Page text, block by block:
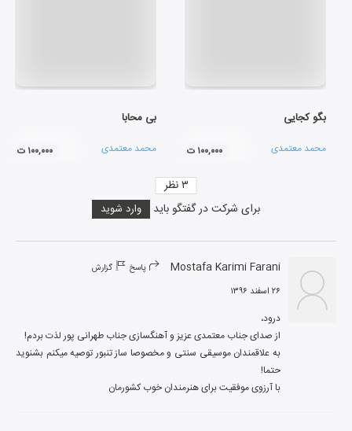
بگو کجایی
محمد معتمدی ۱۰۰,۰۰۰ ت
بی محابا
محمد معتمدی ۱۰۰,۰۰۰ ت
برای شرکت در گفتگو باید وارد شوید
۳نظر
Mostafa Karimi Farani پاسخ گزارش
۲۶ اسفند ۱۳۹۶
با آرزوی موفقیت برای هنرمندان خوب کشورمان